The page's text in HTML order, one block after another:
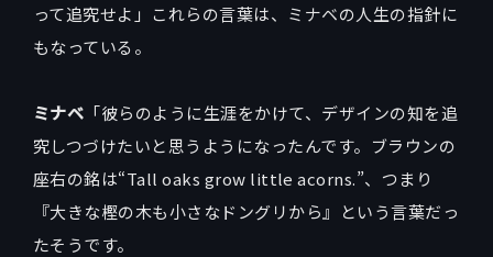
って追究せよ」これらの言葉は、ミナベの人生の指針に
もなっている。
ミナベ 「彼らのように生涯をかけて、デザインの知を追
究しつづけたいと思うようになったんです。ブラウンの
座右の銘は“Tall oaks grow little acorns.”、つまり
『大きな樫の木も小さなドングリから』という言葉だっ
たそうです。